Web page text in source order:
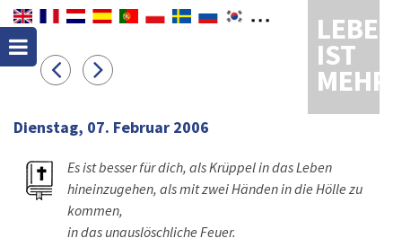
LEBEN
IST
MEHR
Dienstag, 07. Februar 2006
Es ist besser für dich, als Krüppel in das Leben
hineinzugehen, als mit zwei Händen in die Hölle zu
kommen,
in das unauslöschliche Feuer.